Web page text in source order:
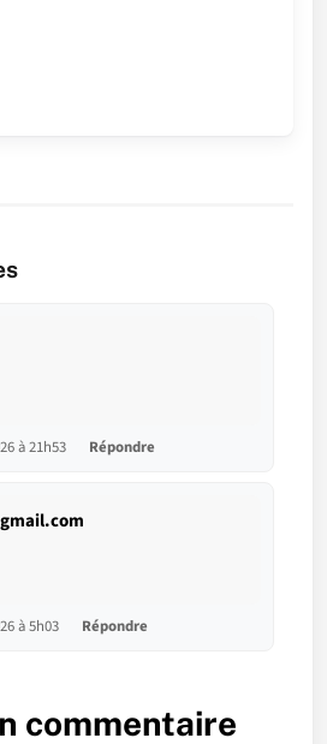
à 21h53 Répondre
à 5h03 Répondre
commentaire